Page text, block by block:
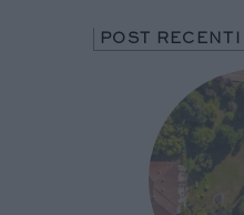
POST RECENTI